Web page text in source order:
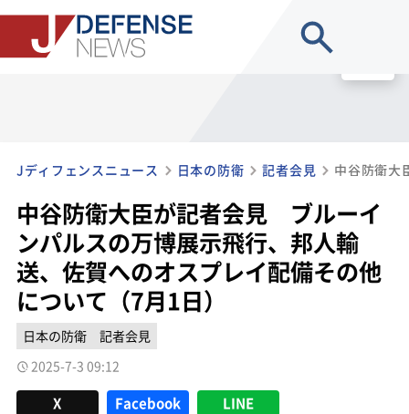
Jディフェンスニュース 日本の防衛 記者会見
中谷防衛大臣が記者会見 ブルーイ
ンパルスの万博展示飛行、邦人輸
送、佐賀へのオスプレイ配備その他
について（7月1日）
日本の防衛
記者会見
2025-7-3 09:12
X Facebook LINE